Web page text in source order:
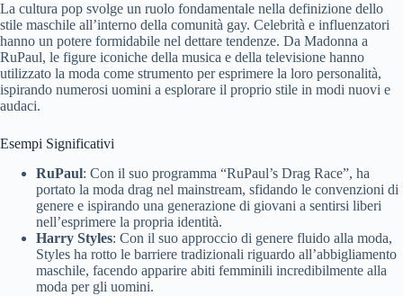
La cultura pop svolge un ruolo fondamentale nella definizione dello
stile maschile all’interno della comunità gay. Celebrità e influenzatori
hanno un potere formidabile nel dettare tendenze. Da Madonna a
RuPaul, le figure iconiche della musica e della televisione hanno
utilizzato la moda come strumento per esprimere la loro personalità,
ispirando numerosi uomini a esplorare il proprio stile in modi nuovi e
audaci.
Esempi Significativi
RuPaul: Con il suo programma “RuPaul’s Drag Race”, ha
portato la moda drag nel mainstream, sfidando le convenzioni di
genere e ispirando una generazione di giovani a sentirsi liberi
nell’esprimere la propria identità.
Harry Styles: Con il suo approccio di genere fluido alla moda,
Styles ha rotto le barriere tradizionali riguardo all’abbigliamento
maschile, facendo apparire abiti femminili incredibilmente alla
moda per gli uomini.